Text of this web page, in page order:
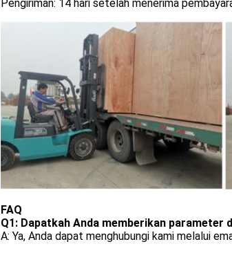
Pengiriman: 14 hari setelah menerima
FAQ
Q1: Dapatkah Anda memberikan
A: Ya, Anda dapat menghubungi kami melalui